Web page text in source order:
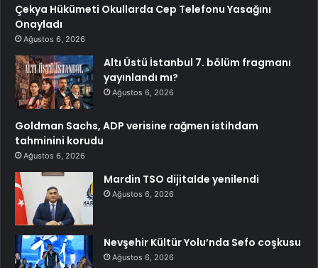
Çekya Hükümeti Okullarda Cep Telefonu Yasağını
Onayladı
Ağustos 6, 2026
Altı Üstü İstanbul 7. bölüm fragmanı
yayınlandı mı?
Ağustos 6, 2026
Goldman Sachs, ADP verisine rağmen istihdam
tahminini korudu
Ağustos 6, 2026
Mardin TSO dijitalde yenilendi
Ağustos 6, 2026
Nevşehir Kültür Yolu’nda Sefo coşkusu
Ağustos 6, 2026